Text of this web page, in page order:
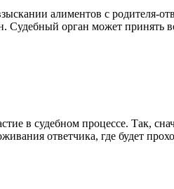
алиментов с родителя-
орган может принять
в судебном процессе. Так,
ответчика, где будет